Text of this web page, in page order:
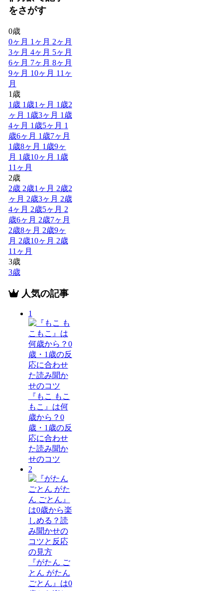
をさがす
0歳
0ヶ月 1ヶ月 2ヶ月
3ヶ月 4ヶ月 5ヶ月
6ヶ月 7ヶ月 8ヶ月
9ヶ月 10ヶ月 11ヶ
月
1歳
1歳 1歳1ヶ月 1歳2
ヶ月 1歳3ヶ月 1歳
4ヶ月 1歳5ヶ月 1
歳6ヶ月 1歳7ヶ月
1歳8ヶ月 1歳9ヶ
月 1歳10ヶ月 1歳
11ヶ月
2歳
2歳 2歳1ヶ月 2歳2
ヶ月 2歳3ヶ月 2歳
4ヶ月 2歳5ヶ月 2
歳6ヶ月 2歳7ヶ月
2歳8ヶ月 2歳9ヶ
月 2歳10ヶ月 2歳
11ヶ月
3歳
3歳
人気の記事
1
『もこ もこ
もこ』は何
歳から？0
歳・1歳の反
応に合わせ
た読み聞か
せのコツ
2
『がたん ご
とん がたん
ごとん』は0